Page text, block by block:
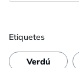
Etiquetes
Verdú